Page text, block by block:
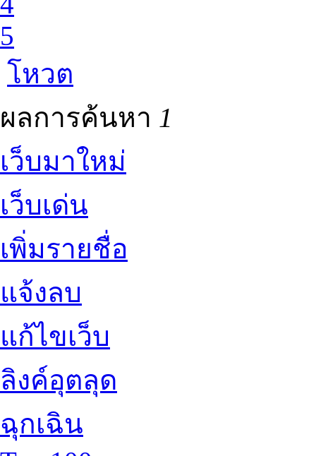
5
โหวต
ผลการค้นหา 1
เว็บมาใหม่
เว็บเด่น
เพิ่มรายชื่อ
แจ้งลบ
แก้ไขเว็บ
ลิงค์อุตลุด
ฉุกเฉิน